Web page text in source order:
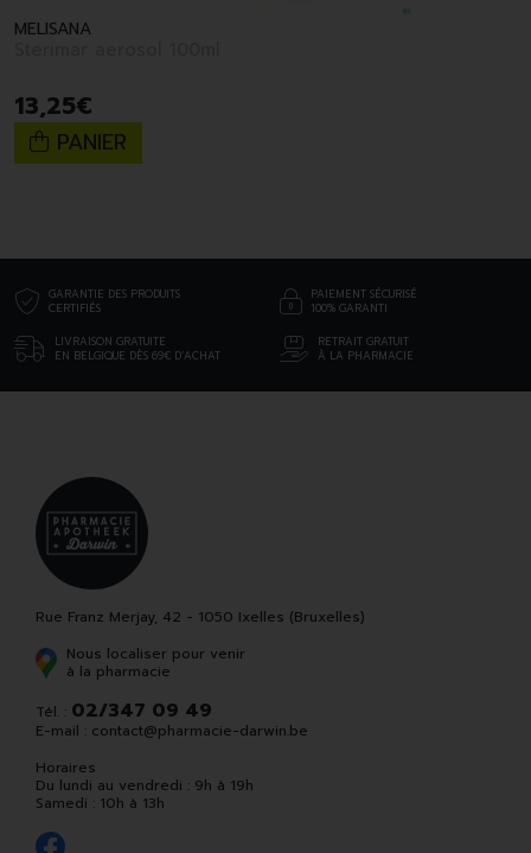
MELISANA
13,25€
PANIER
GARANTIE DES PRODUITS
CERTIFIÉS
PAIEMENT SÉCURISÉ
100% GARANTI
LIVRAISON GRATUITE
EN BELGIQUE DÈS 69€ D’ACHAT
RETRAIT GRATUIT
À LA PHARMACIE
Rue Franz Merjay, 42 - 1050 Ixelles (Bruxelles)
Nous localiser pour venir
à la pharmacie
Tél. : 02/347 09 49
E-mail : contact@pharmacie-darwin.be
Horaires
Du lundi au vendredi : 9h à 19h
Samedi : 10h à 13h